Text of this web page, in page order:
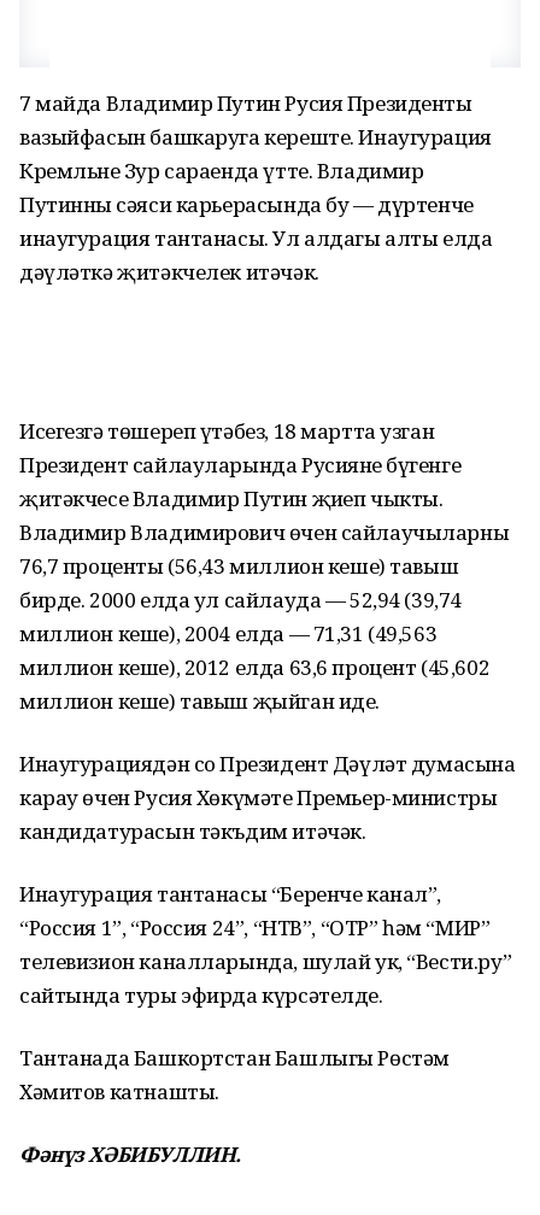
7 майда Владимир Путин Русия Президенты
вазыйфасын башкаруга кереште. Инаугурация
Кремльнең Зур сараенда үтте. Владимир
Путинның сәяси карьерасында бу — дүртенче
инаугурация тантанасы. Ул алдагы алты елда
дәүләткә җитәкчелек итәчәк.
Исегезгә төшереп үтәбез, 18 мартта узган
Президент сайлауларында Русиянең бүгенге
җитәкчесе Владимир Путин җиңеп чыкты.
Владимир Владимирович өчен сайлаучыларның
76,7 проценты (56,43 миллион кеше) тавыш
бирде. 2000 елда ул сайлауда — 52,94 (39,74
миллион кеше), 2004 елда — 71,31 (49,563
миллион кеше), 2012 елда 63,6 процент (45,602
миллион кеше) тавыш җыйган иде.
Инаугурациядән соң Президент Дәүләт думасына
карау өчен Русия Хөкүмәте Премьер-министры
кандидатурасын тәкъдим итәчәк.
Инаугурация тантанасы “Беренче канал”,
“Россия 1”, “Россия 24”, “НТВ”, “ОТР” һәм “МИР”
телевизион каналларында, шулай ук, “Вести.ру”
сайтында туры эфирда күрсәтелде.
Тантанада Башкортстан Башлыгы Рөстәм
Хәмитов катнашты.
Фәнүз ХӘБИБУЛЛИН.